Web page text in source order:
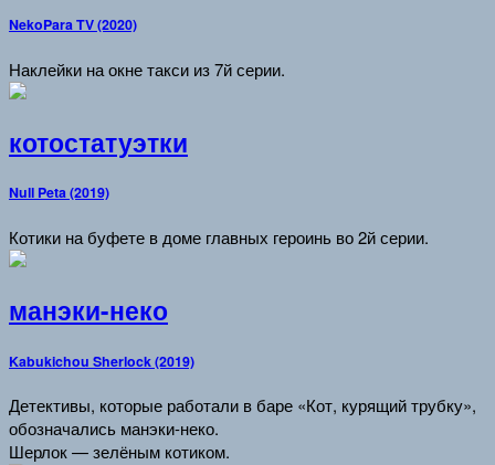
NekoPara TV (2020)
Наклейки на окне такси из 7й серии.
котостатуэтки
Null Peta (2019)
Котики на буфете в доме главных героинь во 2й серии.
манэки-неко
Kabukichou Sherlock (2019)
Детективы, которые работали в баре «Кот, курящий трубку»,
обозначались манэки-неко.
Шерлок — зелёным котиком.